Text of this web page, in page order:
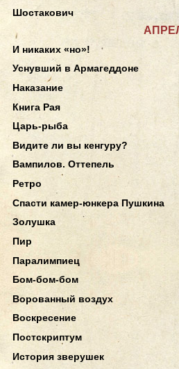
Шостакович
И никаких «но»!
Уснувший в Армагеддоне
Наказание
Книга Рая
Царь-рыба
Видите ли вы кенгуру?
Вампилов. Оттепель
Ретро
Спасти камер-юнкера Пушкина
Золушка
Пир
Паралимпиец
Бом-бом-бом
Ворованный воздух
Воскресение
Постскриптум
История зверушек